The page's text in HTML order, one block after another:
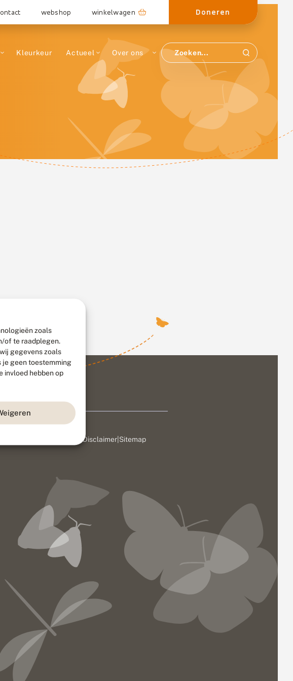
zoals
of te raadplegen.
gegevens zoals
je geen toestemming
invloed hebben op
webshop winkelwagen Doneren
Kleurkeur Actueel Over ons
Disclaimer Sitemap